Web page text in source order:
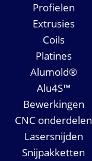
Profielen
Extrusies
Coils
Platines
Alumold®
Alu4S™
Bewerkingen
CNC onderdelen
Lasersnijden
Snijpakketten